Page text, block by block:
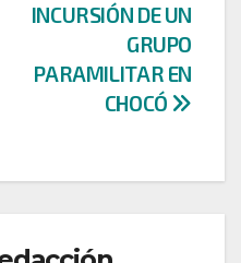
INCURSIÓN DE UN
GRUPO
PARAMILITAR EN
CHOCÓ